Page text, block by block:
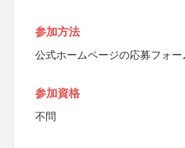
参加方法
公式ホームページの応募フォ
参加資格
不問